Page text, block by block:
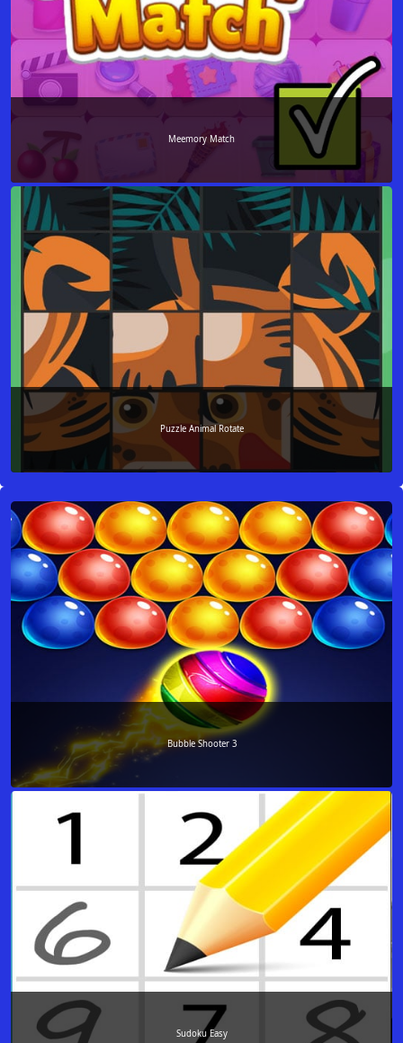
Meemory Match
Puzzle Animal Rotate
Bubble Shooter 3
Sudoku Easy